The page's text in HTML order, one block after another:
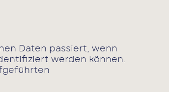
Daten passiert, wenn
werden können.